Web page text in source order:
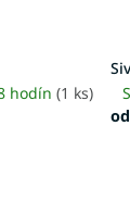
hodín(1 ks)
od